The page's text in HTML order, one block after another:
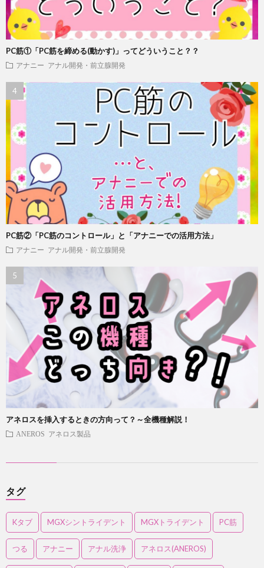
PC筋①「PC筋を締める(動かす)」ってどういうこと？？
アナニー アナル開発・前立腺開発
PC筋②「PC筋のコントロール」と「アナニーでの活用方法」
アナニー アナル開発・前立腺開発
アネロスを挿入するときの方向って？～全機種解説！
ANEROS アネロス製品
タグ
Kタブ MGXシントライデント MGXトライデント PC筋
つる アナニー アナル洗浄 アネロス(ANEROS)